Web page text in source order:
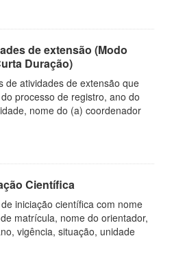
de extensão (Modo
Duração)
de atividades de extensão que
processo de registro, ano do
nome do (a) coordenador
Científica
iniciação científica com nome
matrícula, nome do orientador,
vigência, situação, unidade